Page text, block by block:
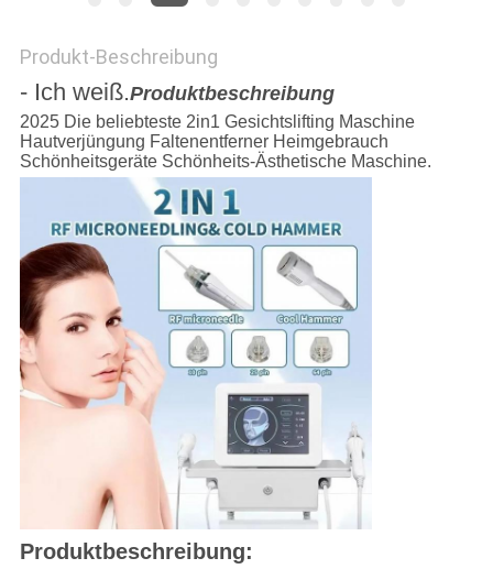
Produkt-Beschreibung
- Ich weiß.Produktbeschreibung
2025 Die beliebteste 2in1 Gesichtslifting Maschine
Hautverjüngung Faltenentferner Heimgebrauch
Schönheitsgeräte Schönheits-Ästhetische Maschine.
Produktbeschreibung: